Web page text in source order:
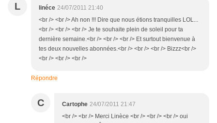
L linéce 24/07/2011 21:40
<br /> <br /> Ah non !!! Dire que nous étions tranquilles LOL...
<br /> <br /> <br /> Je te souhaite plein de soleil pour ta
dernière semaine.<br /> <br /> <br /> Et surtout bienvenue à
tes deux nouvelles abonnées.<br /> <br /> <br /> Bizzz<br />
<br /> <br /> <br />
Répondre
C Cartophe 24/07/2011 21:47
<br /> <br /> Merci Linèce <br /> <br /> <br /> oui